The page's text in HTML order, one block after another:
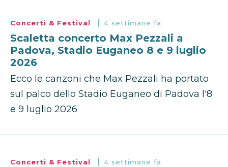
Concerti & Festival 4 settimane fa
Scaletta concerto Max Pezzali a
Padova, Stadio Euganeo 8 e 9 luglio
2026
Ecco le canzoni che Max Pezzali ha portato
sul palco dello Stadio Euganeo di Padova l'8
e 9 luglio 2026
Concerti & Festival 4 settimane fa